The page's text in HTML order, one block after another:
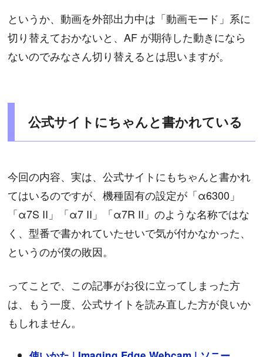
というか、動画を外部出力中は「動画モード」系に
切り替えておかないと、AF が期待した動きになら
ないのでみなさん切り替えるとは思いますが。
公式サイトにちゃんと書かれている
今回の内容、実は、公式サイトにもちゃんと書かれ
てはいるのですが、機種固有の設定が「α6300」
「α7S II」「α7 II」「α7R II」のような名称ではな
く、型番で書かれていたせいで気が付かなかった、
というのが僕の敗因。
ってことで、この記事がお役に立ってしまった方
は、もう一度、公式サイトを読み直した方が良いか
もしれません。